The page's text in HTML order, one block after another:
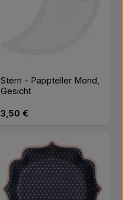
Stern - Pappteller Mond,
Gesicht
Regulärer Preis:
3,50 €